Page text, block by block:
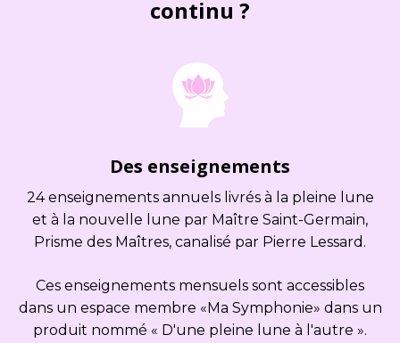
continu ?
Des enseignements
24 enseignements annuels livrés à la pleine lune
et à la nouvelle lune par Maître Saint-Germain,
Prisme des Maîtres, canalisé par Pierre Lessard.
Ces enseignements mensuels sont accessibles
dans un espace membre «Ma Symphonie» dans un
produit nommé « D'une pleine lune à l'autre ».